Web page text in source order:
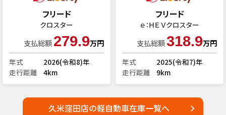
フリード
クロスター
支払総額279.9万円
年式
2026(令和8)年
走行距離
4km
フリード
ｅ：ＨＥＶクロスター
支払総額318.9万円
年式
2025(令和7)年
走行距離
9km
久米窪田店の軽自動車在庫一覧へ